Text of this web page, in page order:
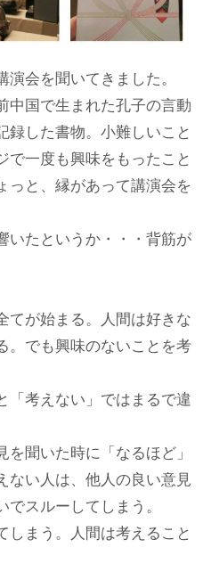
会を聞いてきました。
中国で生まれた孔子の言動
録した書物。小難しいこと
で一度も興味をもったこと
っと、縁があって講演会を
いたというか・・・背筋が
てが始まる。人間は好きな
。でも興味のないことを考
「考えない」ではまるで違
聞いた時に「なるほど」
ない人は、他人の良い意見
スルーしてしまう。
しまう。人間は考えること